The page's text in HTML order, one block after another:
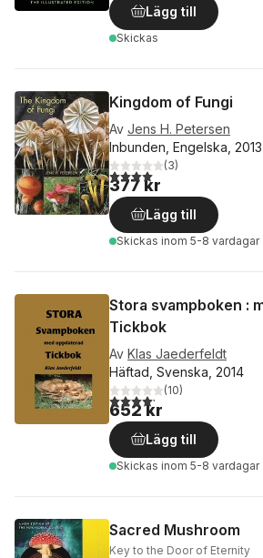
Lägg till
Skickas
Kingdom of Fungi
Av Jens H. Petersen
Inbunden, Engelska, 2013
4,0utav 5 stjärnor. Totalt
(3)
377 kr
Lägg till
Skickas inom 5-8 vardagar
Stora svampboken :
Tickbok
Av Klas Jaederfeldt
Häftad, Svenska, 2014
4,2utav 5 stjärnor. Totalt
(10)
652 kr
Lägg till
Skickas inom 5-8 vardagar
Sacred Mushroom
Key to the Door of Eternity